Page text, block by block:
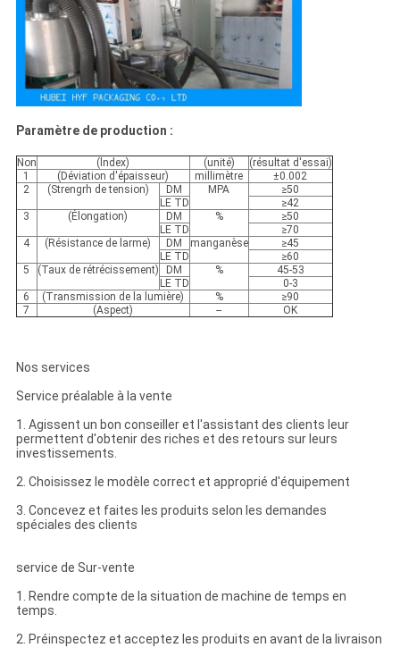
Paramètre de production :
Non (lndex) (unité)
(résultat d'essai)
1
(Déviation d'épaisseur) millimètre
±0.002
2
(Strengrh de tension) DM MPA
≥50
LE TD
≥42
3
(Élongation) DM %
≥50
LE TD
≥70
4
(Résistance de larme) DM manganèse
≥45
LE TD
≥60
5
(Taux de rétrécissement) DM %
45-53
LE TD
0-3
6
(Transmission de la lumière) %
≥90
7
(Aspect) -- OK
Nos services
Service préalable à la vente
1. Agissent un bon conseiller et l'assistant des clients leur
permettent d'obtenir des riches et des retours sur leurs
investissements.
2. Choisissez le modèle correct et approprié d'équipement
3. Concevez et faites les produits selon les demandes
spéciales des clients
service de Sur-vente
1. Rendre compte de la situation de machine de temps en
temps.
2. Préinspectez et acceptez les produits en avant de la livraison